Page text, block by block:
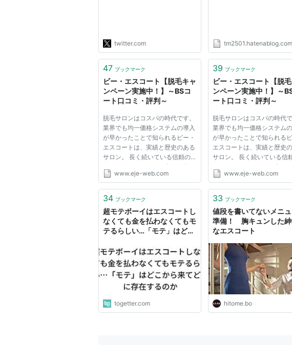
彼。急に扱いが冷たくなった
のを感じ、車に見合った器が
大事って学んだわ。"
twitter.com tm2501.hatenablog.com
47 ブックマーク
ビー・エスコート【脱毛キャ
ンペーン実施中！】～BSコ
ート口コミ・評判～
脱毛サロンはコスパの時代です。
業界でも均一価格システムの導入
が早かったことで知られるビー・
エスコートは、実績と歴史のある
サロン。 長く続いている信頼の
おけるサロンとして、多くの人に
愛されています。全国で利用でき
ね。 脱毛サロンはワキだけが安
組...
www.eje-web.com
39 ブックマーク
ビー・エスコート【脱
ンペーン実施中！】～
ート口コミ・評判～
脱毛サロンはコスパの時代で
業界でも均一価格システム
が早かったことで知られるビ
エスコートは、実績と歴史
サロン。 長く続いている信
おけるサロンとして、多くの
愛されています。全国で利用
ね。 脱毛サロンはワキだけが
組...
www.eje-web.com
34 ブックマーク
超モテボーイはエスコートし
なくても金を払わなくてもモ
テるらしい…「モテ」はどこ
togetter.com
33 ブックマーク
値段を書いてないメニ
準備！ 胸キュンした
なエスコート
hitome.bo